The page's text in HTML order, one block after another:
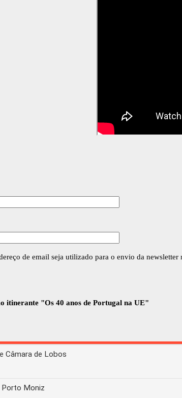
de email seja utilizado para o envio da
itinerante "Os 40 anos de Portugal na UE"